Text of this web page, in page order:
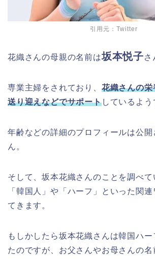
引用元：Twitter
花織さんの母親の名前は坂本悦子さ
専業主婦をされており、 花織さんの
送り迎えなどでサポートしているよう
年齢などの詳細のプロフィールは公
ん。
そして、坂本花織さんのことを調べ
「韓国人」や「ハーフ」といった関
てきます。
もしかしたら坂本花織さんは韓国ハー
たのですが、お父さんやお母さんの名